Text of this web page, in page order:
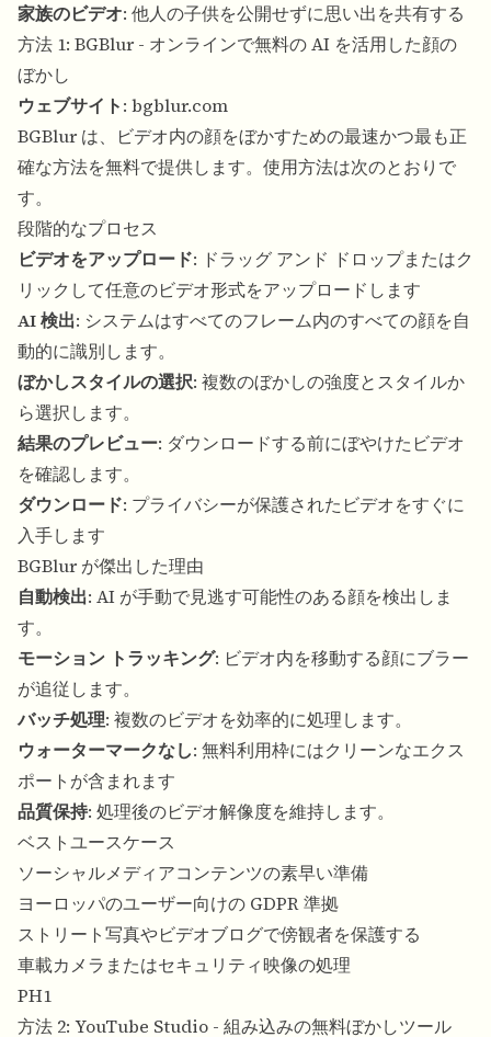
家族のビデオ: 他人の子供を公開せずに思い出を共有する
方法 1: BGBlur - オンラインで無料の AI を活用した顔の
ぼかし
ウェブサイト: bgblur.com
BGBlur は、ビデオ内の顔をぼかすための最速かつ最も正
確な方法を無料で提供します。使用方法は次のとおりで
す。
段階的なプロセス
ビデオをアップロード: ドラッグ アンド ドロップまたはク
リックして任意のビデオ形式をアップロードします
AI 検出: システムはすべてのフレーム内のすべての顔を自
動的に識別します。
ぼかしスタイルの選択: 複数のぼかしの強度とスタイルか
ら選択します。
結果のプレビュー: ダウンロードする前にぼやけたビデオ
を確認します。
ダウンロード: プライバシーが保護されたビデオをすぐに
入手します
BGBlur が傑出した理由
自動検出: AI が手動で見逃す可能性のある顔を検出しま
す。
モーション トラッキング: ビデオ内を移動する顔にブラー
が追従します。
バッチ処理: 複数のビデオを効率的に処理します。
ウォーターマークなし: 無料利用枠にはクリーンなエクス
ポートが含まれます
品質保持: 処理後のビデオ解像度を維持します。
ベストユースケース
ソーシャルメディアコンテンツの素早い準備
ヨーロッパのユーザー向けの GDPR 準拠
ストリート写真やビデオブログで傍観者を保護する
車載カメラまたはセキュリティ映像の処理
PH1
方法 2: YouTube Studio - 組み込みの無料ぼかしツール